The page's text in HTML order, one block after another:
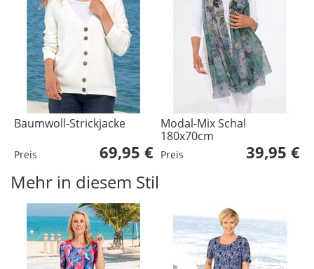
Baumwoll-Strickjacke
Preis 69,95 €
Modal-Mix Schal
180x70cm
Preis 39,95 €
Mehr in diesem Stil